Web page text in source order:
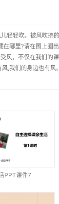
轻轻吹。被风吹拂
哪里?请在图上圈
风，不仅在我们的
,我们的身边也有
PPT课件7